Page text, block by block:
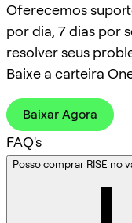
Oferecemos
por dia, 7 dias por
resolver seus
Baixe a carteira
Baixar Agora
FAQ's
Posso comprar RISE no